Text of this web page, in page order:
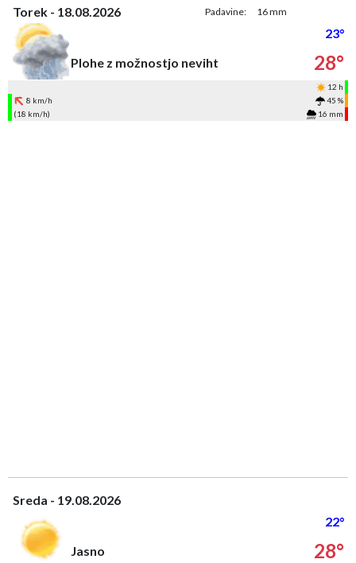
Torek - 18.08.2026 Padavine: 16 mm
23°
Plohe z možnostjo neviht
28°
12 h
8 km/h
45 %
(18 km/h)
16 mm
Sreda - 19.08.2026
22°
Jasno
28°